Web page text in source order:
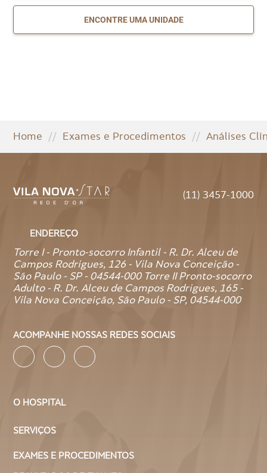
ENCONTRE UMA UNIDADE
Home // Exames e Procedimentos // Análises
(11) 3457-1000
ENDEREÇO
Torre I - Pronto-socorro Infantil - R. Dr. Alceu de
Campos Rodrigues, 126 - Vila Nova Conceição -
São Paulo - SP - 04544-000 Torre II Pronto-socorro
Adulto - R. Dr. Alceu de Campos Rodrigues, 165 -
Vila Nova Conceição, São Paulo - SP, 04544-000
ACOMPANHE NOSSAS REDES SOCIAIS
O HOSPITAL
SERVIÇOS
EXAMES E PROCEDIMENTOS